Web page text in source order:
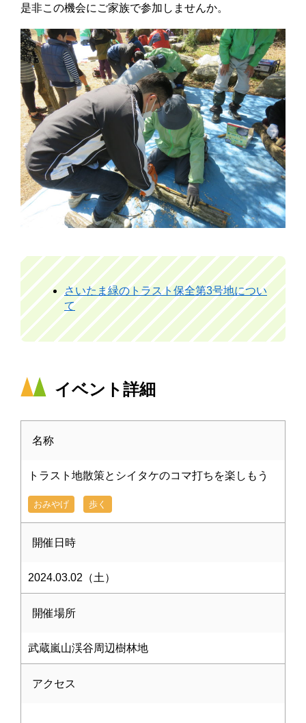
是非この機会にご家族で参加しませんか。
さいたま緑のトラスト保全第3号地につい
て
イベント詳細
名称
トラスト地散策とシイタケのコマ打ちを楽しもう
おみやげ 歩く
開催日時
2024.03.02（土）
開催場所
武蔵嵐山渓谷周辺樹林地
アクセス